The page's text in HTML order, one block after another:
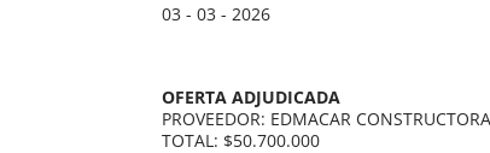
03 - 03 - 2026
OFERTA ADJUDICADA
PROVEEDOR: EDMACAR
TOTAL: $50.700.000